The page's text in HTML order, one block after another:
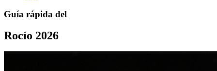
Guía rápida del
Rocío 2026